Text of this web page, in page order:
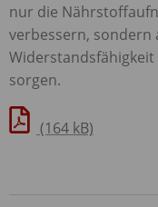
nur die
verbessern, sondern
sorgen.
(164 kB)